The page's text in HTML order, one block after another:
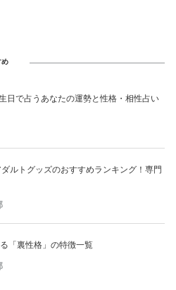
め
日で占うあなたの運勢と性格・相性占い
ダルトグッズのおすすめランキング！専門
「裏性格」の特徴一覧